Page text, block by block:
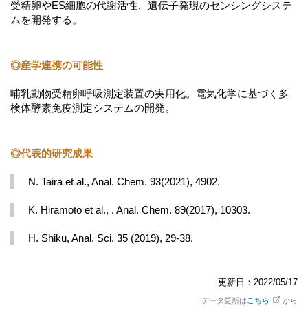
受精卵やES細胞の代謝活性、遺伝子発現のセンシングシステ
ムを開発する。
◎産学連携の可能性
哺乳動物受精卵呼吸測定装置の実用化。電気化学に基づく多
検体酵素免疫測定システムの開発。
◎代表的研究成果
N. Taira et al., Anal. Chem. 93(2021), 4902.
K. Hiramoto et al., . Anal. Chem. 89(2017), 10303.
H. Shiku, Anal. Sci. 35 (2019), 29-38.
更新日：2022/05/17
データ更新は こちら から